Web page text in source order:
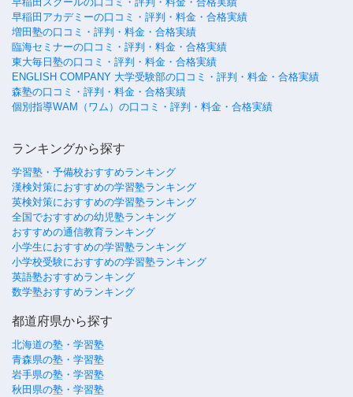
早稲田アカデミーの口コミ・評判・料金・合格実績
増田塾の口コミ・評判・料金・合格実績
臨海セミナーの口コミ・評判・料金・合格実績
東大毎日塾の口コミ・評判・料金・合格実績
ENGLISH COMPANY 大学受験部の口コミ・評判・料金・合格実績
森塾の口コミ・評判・料金・合格実績
個別指導WAM（ワム）の口コミ・評判・料金・合格実績
ランキングから探す
学習塾・予備校おすすめランキング
漢検対策におすすめの学習塾ランキング
英検対策におすすめの学習塾ランキング
全国でおすすめの幼児塾ランキング
おすすめの通信教育ランキング
小学生におすすめの学習塾ランキング
小学校受験におすすめの学習塾ランキング
英語塾おすすめランキング
数学塾おすすめランキング
都道府県から探す
北海道の塾・学習塾
青森県の塾・学習塾
岩手県の塾・学習塾
秋田県の塾・学習塾